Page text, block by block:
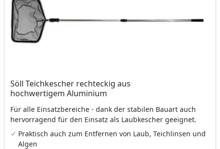
Söll Teichkescher rechteckig aus
hochwertigem Aluminium
Für alle Einsatzbereiche - dank der stabilen Bauart auch
hervorragend für den Einsatz als Laubkescher geeignet.
Praktisch auch zum Entfernen von Laub, Teichlinsen und
Algen